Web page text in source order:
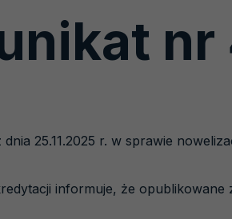
nr
25.11.2025 r. w sprawie
informuje, że opublikowane